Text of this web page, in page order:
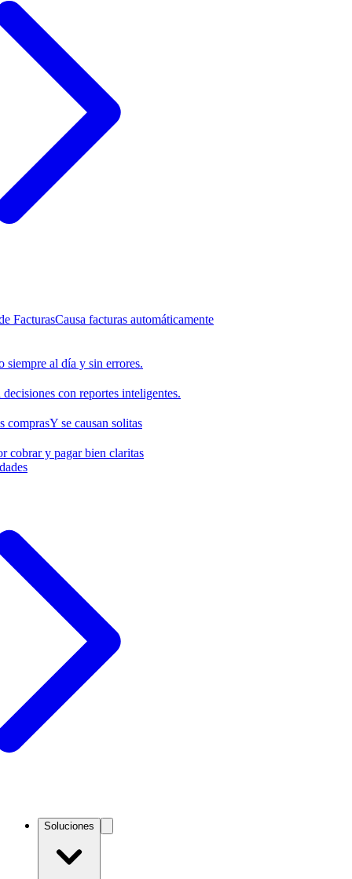
FacturasCausa facturas automáticamente
siempre al día y sin errores.
decisiones con reportes inteligentes.
comprasY se causan solitas
cobrar y pagar bien claritas
Soluciones